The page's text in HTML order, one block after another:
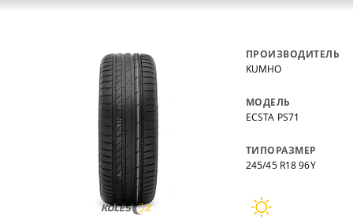
ПРОИЗВОДИТЕЛЬ
KUMHO
МОДЕЛЬ
ECSTA PS71
ТИПОРАЗМЕР
245/45 R18 96Y